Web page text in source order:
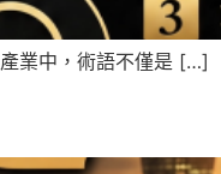
業中，術語不僅是 […]